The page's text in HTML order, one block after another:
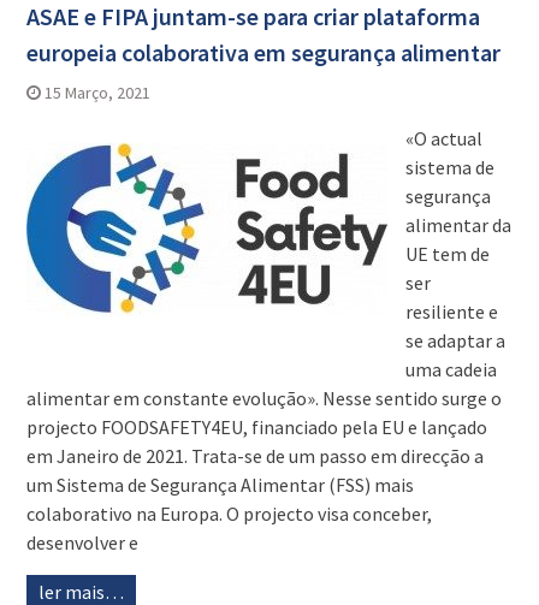
ASAE e FIPA juntam-se para criar plataforma
europeia colaborativa em segurança alimentar
15 Março, 2021
«O actual
sistema de
segurança
alimentar da
UE tem de
ser
resiliente e
se adaptar a
uma cadeia
alimentar em constante evolução». Nesse sentido surge o
projecto FOODSAFETY4EU, financiado pela EU e lançado
em Janeiro de 2021. Trata-se de um passo em direcção a
um Sistema de Segurança Alimentar (FSS) mais
colaborativo na Europa. O projecto visa conceber,
desenvolver e
ler mais…